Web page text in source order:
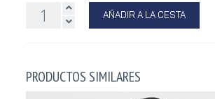
AÑADIR A LA CESTA
PRODUCTOS SIMILARES